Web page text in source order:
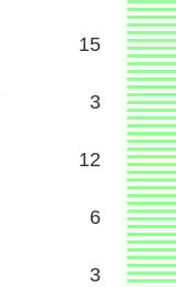
15
3
12
6
3